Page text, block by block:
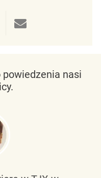
LinkedIn
przezprzez
nasi